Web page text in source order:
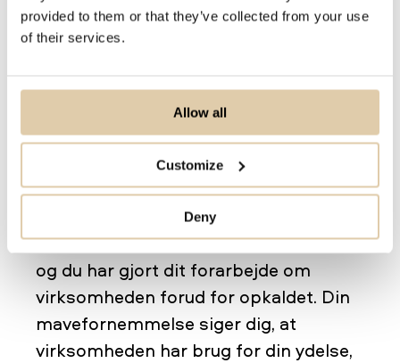
provided to them or that they’ve collected from your use
of their services.
Allow all
Customize
Deny
interesseret i din ydelse. Du har
telefonnummer på din smartphone, og
få sekunder efter at have trykket ‘ring
op’ føler du en blanding af spænding
og nervøsitet.
Heldigvis husker du din salgstræning,
og du har gjort dit forarbejde om
virksomheden forud for opkaldet. Din
mavefornemmelse siger dig, at
virksomheden har brug for din ydelse,